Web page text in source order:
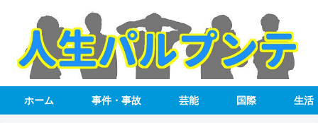
ホーム 事件・事故 芸能 国際 生活